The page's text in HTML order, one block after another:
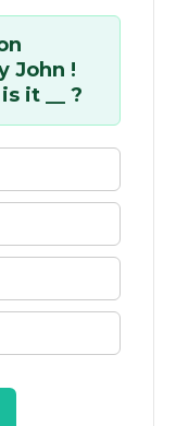
John !
it __ ?